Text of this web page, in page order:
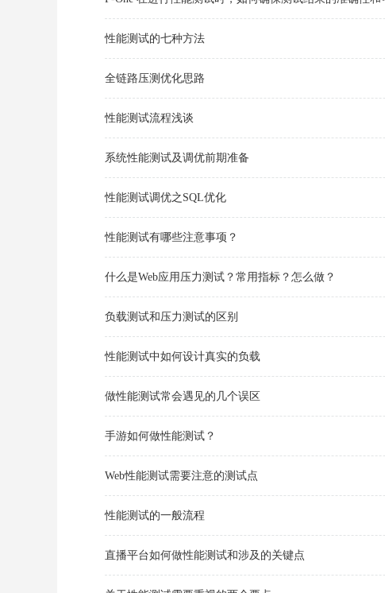
性能测试的七种方法
全链路压测优化思路
性能测试流程浅谈
系统性能测试及调优前期准备
性能测试调优之SQL优化
性能测试有哪些注意事项？
什么是Web应用压力测试？常用指标？怎么做？
负载测试和压力测试的区别
性能测试中如何设计真实的负载
做性能测试常会遇见的几个误区
手游如何做性能测试？
Web性能测试需要注意的测试点
性能测试的一般流程
直播平台如何做性能测试和涉及的关键点